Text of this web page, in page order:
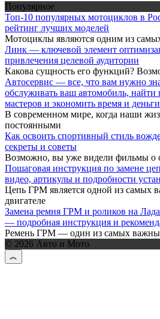
Популярное
Топ-10 популярных мотоциклов в
рейтинг лучших моделей
Мотоциклы являются одним из
Линк — ключевой элемент
привлечения целевой аудитории
Какова сущность его функций?
Автосервис — все, что вам нужно
обслуживать ваш автомобиль, найти
мастеров и экономить время и деньги
В современном мире, когда наши
постоянными
Как освоить спортивный стиль
секреты и советы
Возможно, вы уже видели фильмы о
Пошаговая инструкция по замене
видео, артикулы и подробности
Цепь ГРМ является одной из самых
двигателе
Замена ремня ГРМ и роликов на
— подробная инструкция и
Ремень ГРМ — один из самых
© 2026 Авто и Мото